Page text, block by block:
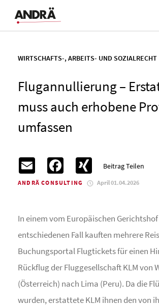
WIRTSCHAFTS-, ARBEITS- UND SOZIALRECHT
Flugannullierung –
muss auch erhobene
umfassen
Beitrag Teilen
Email Facebook XING
ANDRÄ CONSULTING April 01.04.2026
In einem vom Europäischen Gerichtshof
entschiedenen Fall kauften mehrere
Buchungsportal Flugtickets für einen
Rückflug der Fluggesellschaft KLM von
(Österreich) nach Lima (Peru). Da die
wurden, erstattete KLM ihnen den von